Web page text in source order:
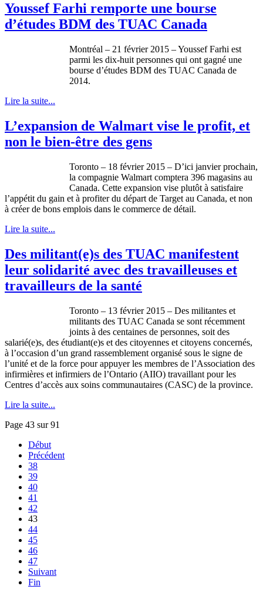
Youssef Farhi remporte une bourse
d’études BDM des TUAC Canada
Montréal – 21 février 2015 – Youssef Farhi est
parmi les dix-huit personnes qui ont gagné une
bourse d’études BDM des TUAC Canada de
2014.
Lire la suite...
L’expansion de Walmart vise le profit, et
non le bien-être des gens
Toronto – 18 février 2015 – D’ici janvier prochain,
la compagnie Walmart comptera 396 magasins au
Canada. Cette expansion vise plutôt à satisfaire
l’appétit du gain et à profiter du départ de Target au Canada, et non
à créer de bons emplois dans le commerce de détail.
Lire la suite...
Des militant(e)s des TUAC manifestent
leur solidarité avec des travailleuses et
travailleurs de la santé
Toronto – 13 février 2015 – Des militantes et
militants des TUAC Canada se sont récemment
joints à des centaines de personnes, soit des
salarié(e)s, des étudiant(e)s et des citoyennes et citoyens concernés,
à l’occasion d’un grand rassemblement organisé sous le signe de
l’unité et de la force pour appuyer les membres de l’Association des
infirmières et infirmiers de l’Ontario (AIIO) travaillant pour les
Centres d’accès aux soins communautaires (CASC) de la province.
Lire la suite...
Page 43 sur 91
Début
Précédent
38
39
40
41
42
43
44
45
46
47
Suivant
Fin